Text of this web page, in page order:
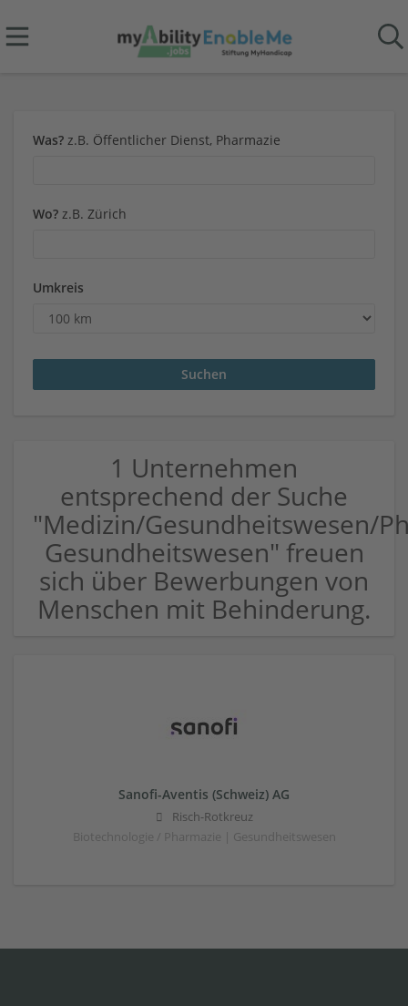
Was? z.B. Öffentlicher Dienst, Pharmazie
Wo? z.B. Zürich
Umkreis
1 Unternehmen
entsprechend der Suche
"Medizin/Gesundheitswesen/
Gesundheitswesen" freuen
sich über Bewerbungen von
Menschen mit Behinderung.
Sanofi-Aventis (Schweiz) AG
Risch-Rotkreuz
Biotechnologie / Pharmazie | Gesundheitswesen